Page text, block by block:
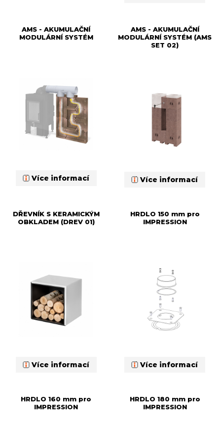
AMS - AKUMULAČNÍ
MODULÁRNÍ SYSTÉM
Více informací
AMS - AKUMULAČNÍ
MODULÁRNÍ SYSTÉM (AMS
SET 02)
Více informací
DŘEVNÍK S KERAMICKÝM
OBKLADEM (DREV 01)
Více informací
HRDLO 150 mm pro
IMPRESSION
Více informací
HRDLO 160 mm pro
IMPRESSION
HRDLO 180 mm pro
IMPRESSION